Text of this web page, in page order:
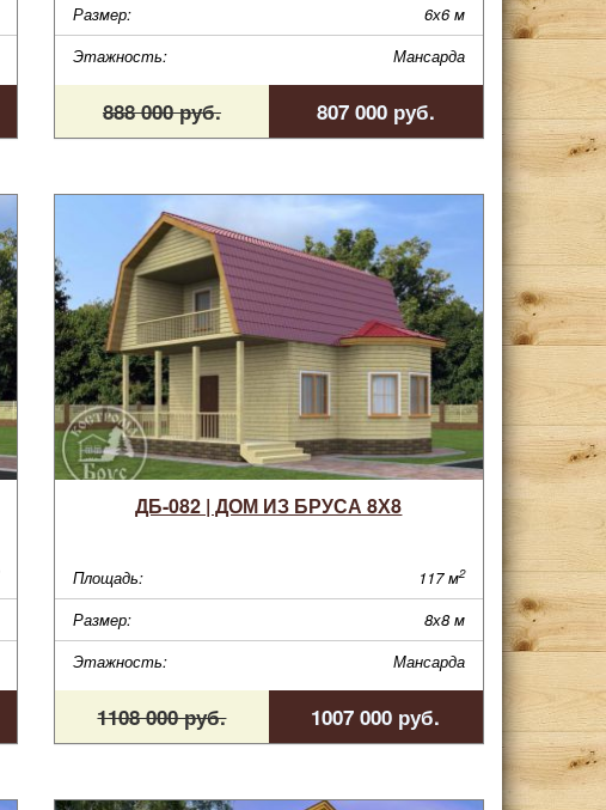
Размер:
6х6 м
Этажность:
Мансарда
888 000 руб. 807 000 руб.
ДБ-082 | ДОМ ИЗ БРУСА 8Х8
Площадь: 117 м2
Размер:
8х8 м
Этажность:
Мансарда
1108 000 руб. 1007 000 руб.